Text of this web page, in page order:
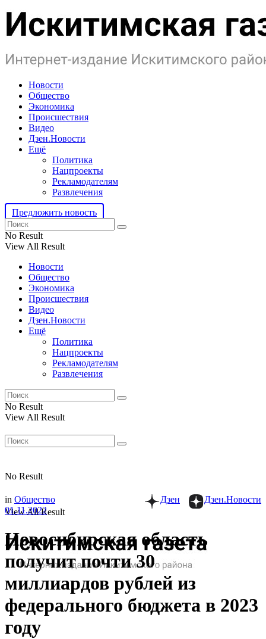
Новости
Общество
Экономика
Происшествия
Видео
Дзен.Новости
Ещё
Политика
Нацпроекты
Рекламодателям
Развлечения
Предложить новость
No Result
View All Result
Новости
Общество
Экономика
Происшествия
Видео
Дзен.Новости
Ещё
Политика
Нацпроекты
Рекламодателям
Развлечения
No Result
View All Result
No Result
View All Result
Дзен.Новости
Дзен
in Общество
01.11.2022
Новосибирская область
получит почти 30
миллиардов рублей из
федерального бюджета в 2023
году